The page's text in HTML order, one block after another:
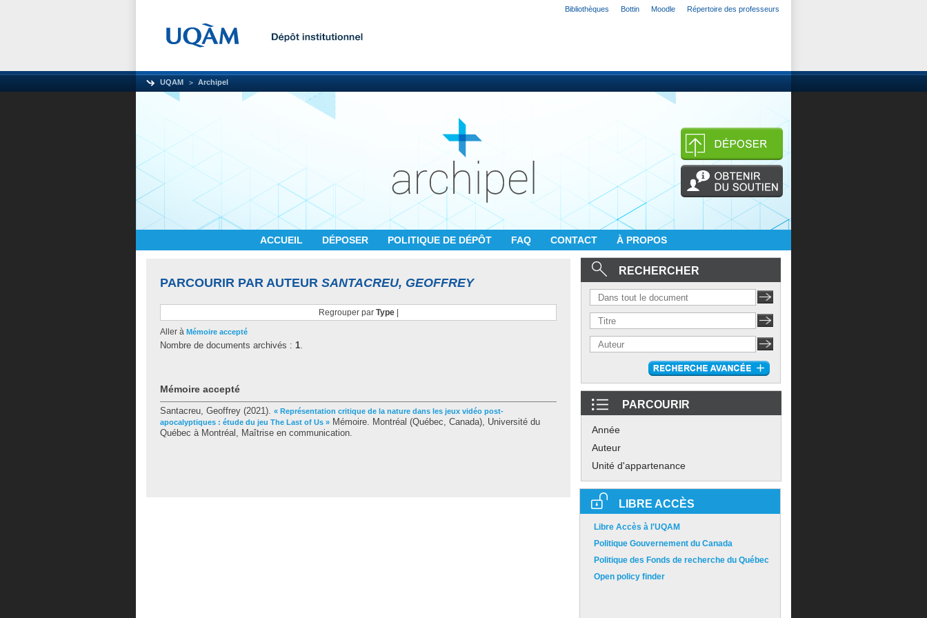
Bibliothèques Bottin Moodle Répertoire des professeurs
UQAM Archipel
ACCUEIL DÉPOSER POLITIQUE DE DÉPÔT FAQ CONTACT À PROPOS
PARCOURIR PAR AUTEUR SANTACREU, GEOFFREY
Regrouper par Type|
Aller à Mémoire accepté
Nombre de documents archivés : 1.
Mémoire accepté
Santacreu, Geoffrey (2021). « Représentation critique de la nature dans les jeux vidéo post-
apocalyptiques : étude du jeu The Last of Us » Mémoire. Montréal (Québec, Canada), Université du
Québec à Montréal, Maîtrise en communication.
RECHERCHER
PARCOURIR
Année
Auteur
Unité d'appartenance
LIBRE ACCÈS
Libre Accès à l'UQAM
Politique Gouvernement du Canada
Politique des Fonds de recherche du Québec
Open policy finder